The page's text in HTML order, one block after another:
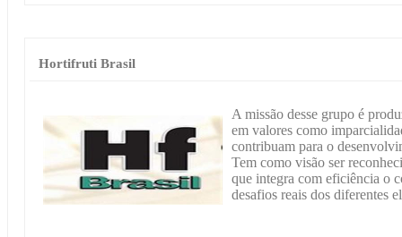
Hortifruti Brasil
A missão desse grupo é
em valores como
contribuam para o
Tem como visão ser
que integra com eficiência o
desafios reais dos diferentes